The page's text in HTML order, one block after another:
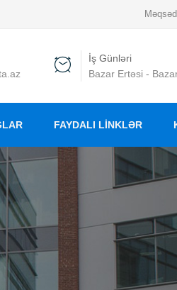
İş Günləri
Bazar Ertəsi -
FAYDALI LINKLƏR